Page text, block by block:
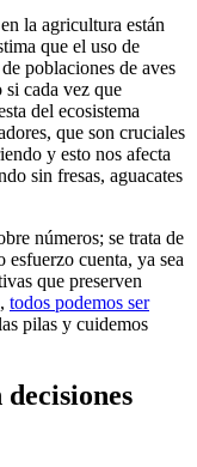
la agricultura están
que el uso de
poblaciones de aves
si cada vez que
del ecosistema
que son cruciales
y esto nos afecta
sin fresas, aguacates
números; se trata de
cuenta, ya sea
que preserven
todos podemos ser
pilas y cuidemos